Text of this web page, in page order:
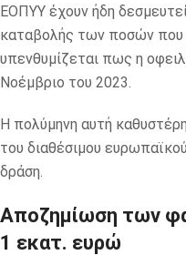
ΕΟΠΥΥ έχουν ήδη
καταβολής των ποσών που
υπενθυμίζεται πως η
Νοέμβριο του 2023.
Η πολύμηνη αυτή
του διαθέσιμου
δράση.
Αποζημίωση των
1 εκατ. ευρώ